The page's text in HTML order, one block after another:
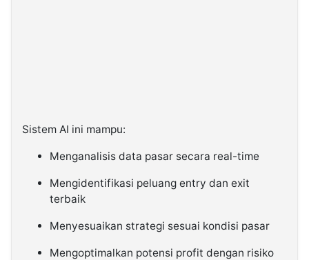
Sistem AI ini mampu:
Menganalisis data pasar secara real-time
Mengidentifikasi peluang entry dan exit
terbaik
Menyesuaikan strategi sesuai kondisi pasar
Mengoptimalkan potensi profit dengan risiko